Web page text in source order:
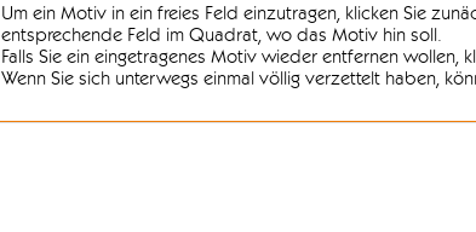
Um ein Motiv in ein freies Feld einzutragen, klicken Sie
entsprechende Feld im Quadrat, wo das Motiv hin soll.
Falls Sie ein eingetragenes Motiv wieder entfernen wollen,
Wenn Sie sich unterwegs einmal völlig verzettelt haben,